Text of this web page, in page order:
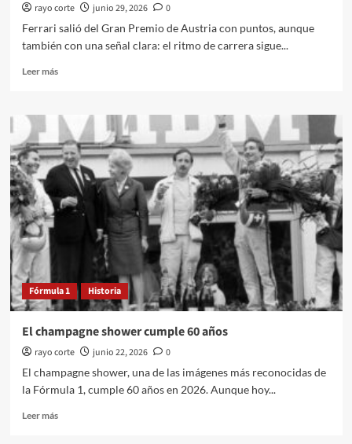
rayo corte junio 29, 2026
0
Ferrari salió del Gran Premio de Austria con puntos, aunque
también con una señal clara: el ritmo de carrera sigue...
Leer másLeer
Ferrari
rescata
puntos
en
Spielberg
Fórmula 1 Historia
El champagne shower cumple 60 años
rayo corte junio 22, 2026
0
El champagne shower, una de las imágenes más reconocidas de
la Fórmula 1, cumple 60 años en 2026. Aunque hoy...
Leer másLeer